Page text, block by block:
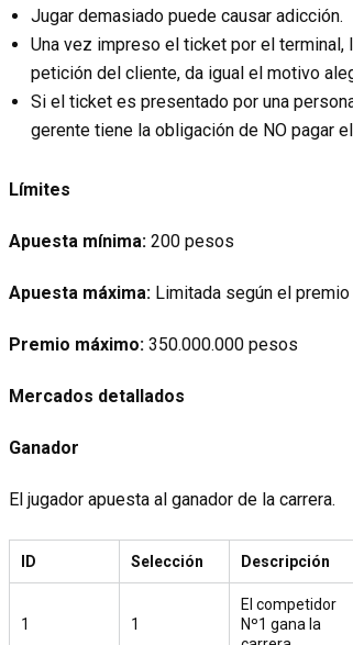
Jugar demasiado puede causar adicción.
Una vez impreso el ticket por el terminal,
petición del cliente, da igual el motivo
Si el ticket es presentado por una
gerente tiene la obligación de NO pagar
Límites
Apuesta mínima: 200 pesos
Apuesta máxima: Limitada según el
Premio máximo: 350.000.000 pesos
Mercados detallados
Ganador
El jugador apuesta al ganador de la carrera.
ID Selección Descripción
1 1
El competidor
Nº1 gana la